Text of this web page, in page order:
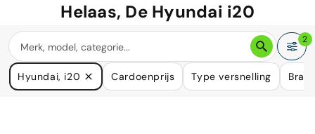
Helaas, De Hyundai i20
waar u naar zoekt is niet langer
beschikbaar.
We hebben veel auto's die in uw behoefte kunnen voorzien.
2
Hyundai, i20 Cardoenprijs Type versnelling